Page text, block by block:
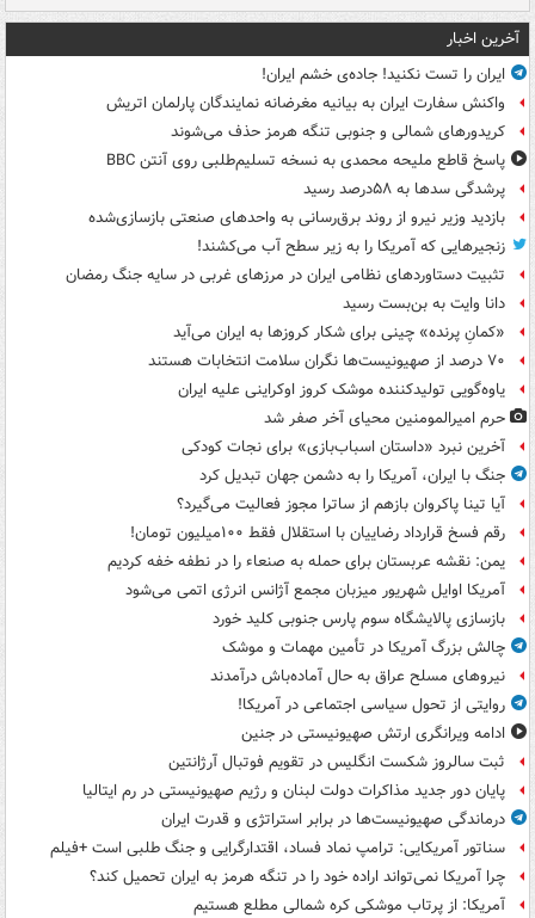
آخرین اخبار
ایران را تست نکنید! جاده‌ی خشم ایران!
واکنش سفارت ایران به بیانیه مغرضانه نمایندگان پارلمان اتریش
کریدورهای شمالی و جنوبی تنگه هرمز حذف می‌شوند
پاسخ قاطع ملیحه محمدی به نسخه تسلیم‌طلبی روی آنتن BBC
پرشدگی سدها به ۵۸درصد رسید
بازدید وزیر نیرو از روند برق‌رسانی به واحدهای صنعتی بازسازی‌شده
زنجیرهایی که آمریکا را به زیر سطح آب می‌کشند!
تثبیت دستاوردهای نظامی ایران در مرزهای غربی در سایه جنگ رمضان
دانا وایت به بن‌بست رسید
«کمانِ پرنده» چینی برای شکار کروزها به ایران می‌آید
۷۰ درصد از صهیونیست‌ها نگران سلامت انتخابات هستند
یاوه‌گویی تولیدکننده موشک کروز اوکراینی علیه ایران
حرم امیرالمومنین محیای آخر صفر شد
آخرین نبرد «داستان اسباب‌بازی» برای نجات کودکی
جنگ با ایران، آمریکا را به دشمن جهان تبدیل کرد
آیا تینا پاکروان بازهم از ساترا مجوز فعالیت می‌گیرد؟
رقم فسخ قرارداد رضاییان با استقلال فقط ۱۰۰میلیون تومان!
یمن: نقشه عربستان برای حمله به صنعاء را در نطفه خفه کردیم
آمریکا اوایل شهریور میزبان مجمع آژانس انرژی اتمی می‌شود
بازسازی پالایشگاه سوم پارس جنوبی کلید خورد
چالش بزرگ آمریکا در تأمین مهمات و موشک
نیروهای مسلح عراق به حال آماده‌باش درآمدند
روایتی از تحول سیاسی اجتماعی در آمریکا!
ادامه ویرانگری ارتش صهیونیستی در جنین
ثبت سالروز شکست انگلیس در تقویم فوتبال آرژانتین
پایان دور جدید مذاکرات دولت لبنان و رژیم صهیونیستی در رم ایتالیا
درماندگی صهیونیست‌ها در برابر استراتژی و قدرت ایران
سناتور آمریکایی: ترامپ نماد فساد، اقتدارگرایی و جنگ طلبی است +فیلم
چرا آمریکا نمی‌تواند اراده خود را در تنگه هرمز به ایران تحمیل کند؟
آمریکا: از پرتاب موشکی کره شمالی مطلع هستیم